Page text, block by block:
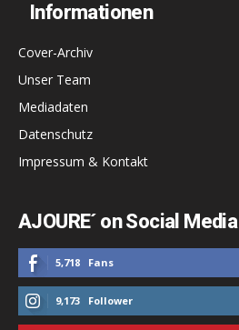
Informationen
Cover-Archiv
Unser Team
Mediadaten
Datenschutz
Impressum & Kontakt
AJOURE´ on Social Media
5,718 Fans
9,173 Follower